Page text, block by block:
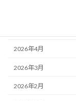
2026年4月
2026年3月
2026年2月